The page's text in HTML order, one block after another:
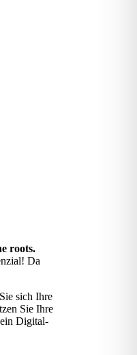
roots.
Da
sich Ihre
Sie Ihre
Digital-